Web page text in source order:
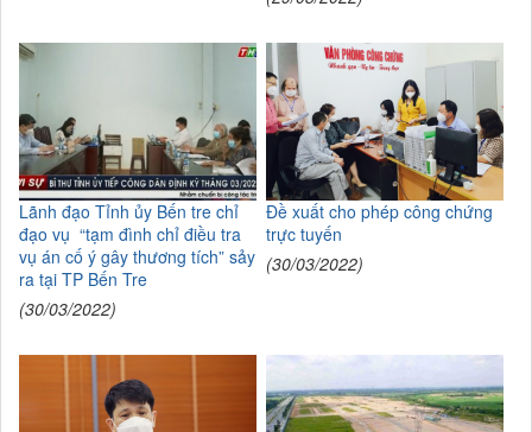
Lãnh đạo Tỉnh ủy Bến tre chỉ
đạo vụ “tạm đình chỉ điều tra
vụ án cố ý gây thương tích” sảy
ra tại TP Bến Tre
(30/03/2022)
Đề xuất cho phép công chứng
trực tuyến
(30/03/2022)